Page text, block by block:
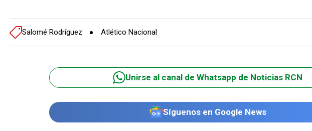
Salomé Rodríguez Atlético Nacional
Unirse al canal de Whatsapp de Noticias RCN
Síguenos en Google News